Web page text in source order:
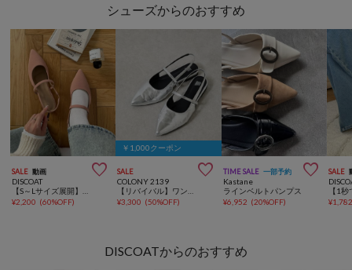
シューズからのおすすめ
SALE 動画 
DISCOAT
¥2,200 (60%OFF)
￥1,000クーポン
SALE 
COLONY 2139
¥3,300 (50%OFF)
TIME SALE 一部予約 
Kastane
ラインベルトパンプス
¥6,952 (20%OFF)
SALE
¥
DISCOATからのおすすめ